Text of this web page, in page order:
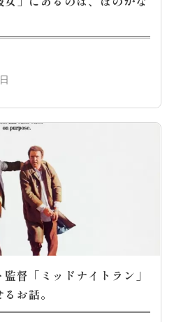
督「ミッドナイトラン」
お話。